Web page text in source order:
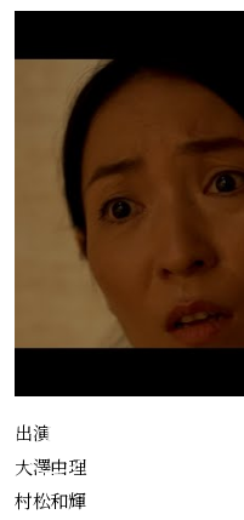
出演
大澤由理
村松和輝